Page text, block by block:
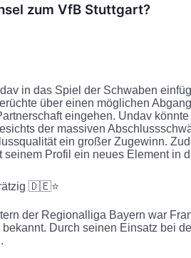
zum VfB Stuttgart?
in das Spiel der Schwaben
über einen möglichen
eingehen. Undav
der massiven
ein großer Zugewinn.
seinem Profil ein neues Element in
🇩🇪⭐️
der Regionalliga Bayern war
Durch seinen Einsatz bei